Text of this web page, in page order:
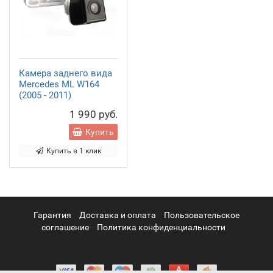
Камера заднего вида
Mercedes ML W164
(2005 - 2011)
1 990 руб.
Купить
Купить в 1 клик
Гарантия Доставка и оплата
Пользовательское
соглашение
Политика конфиденциальности